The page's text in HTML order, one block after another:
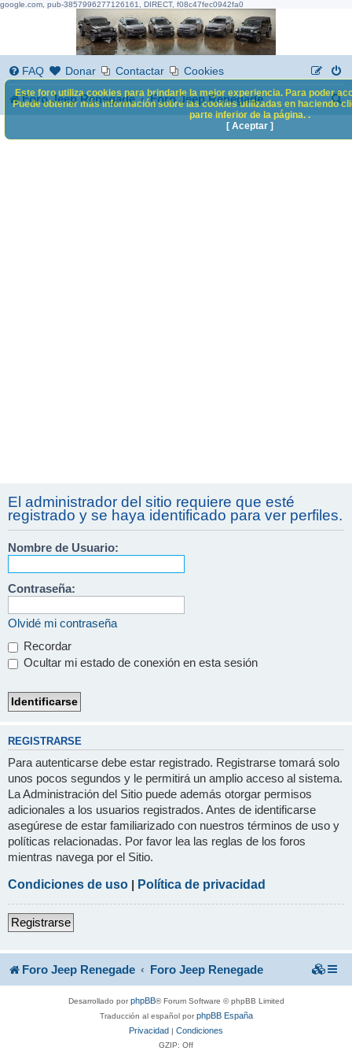
google.com, pub-3857996277126161, DIRECT, f08c47fec0942fa0
FAQ Donar Contactar Cookies
Foro Jeep Renegade Foro Jeep Renegade
B
s
El administrador del sitio requiere que esté
registrado y se haya identificado para ver perfiles.
Nombre de Usuario:
Contraseña:
Olvidé mi contraseña
Recordar
Ocultar mi estado de conexión en esta sesión
REGISTRARSE
Para autenticarse debe estar registrado. Registrarse tomará solo
unos pocos segundos y le permitirá un amplio acceso al sistema.
La Administración del Sitio puede además otorgar permisos
adicionales a los usuarios registrados. Antes de identificarse
asegúrese de estar familiarizado con nuestros términos de uso y
políticas relacionadas. Por favor lea las reglas de los foros
mientras navega por el Sitio.
Condiciones de uso | Política de privacidad
Registrarse
Este foro utiliza cookies para brindarle la mejor experiencia. Para poder
Puede obtener más información sobre las cookies utilizadas en haciendo
parte inferior de la página. .
[ Aceptar ]
Foro Jeep Renegade Foro Jeep Renegade
Desarrollado porphpBB® Forum Software © phpBB Limited
Traducción al español porphpBB España
Privacidad | Condiciones
GZIP: Off